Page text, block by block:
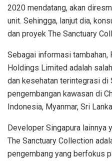
2020 mendatang, akan
unit. Sehingga, lanjut dia,
dan proyek The Sanctuary
Sebagai informasi tambahan,
Holdings Limited adalah
dan kesehatan terintegrasi di
pengembangan kawasan di
Indonesia, Myanmar, Sri
Developer Singapura lainnya
The Sanctuary Collection
pengembang yang berfokus